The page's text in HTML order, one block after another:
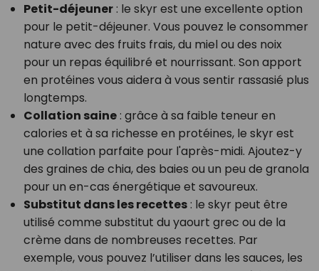
Petit-déjeuner: le skyr est une excellente option
pour le petit-déjeuner. Vous pouvez le consommer
nature avec des fruits frais, du miel ou des noix
pour un repas équilibré et nourrissant. Son apport
en protéines vous aidera à vous sentir rassasié plus
longtemps.
Collation saine: grâce à sa faible teneur en
calories et à sa richesse en protéines, le skyr est
une collation parfaite pour l'après-midi. Ajoutez-y
des graines de chia, des baies ou un peu de granola
pour un en-cas énergétique et savoureux.
Substitut dans les recettes: le skyr peut être
utilisé comme substitut du yaourt grec ou de la
crème dans de nombreuses recettes. Par
exemple, vous pouvez l’utiliser dans les sauces, les